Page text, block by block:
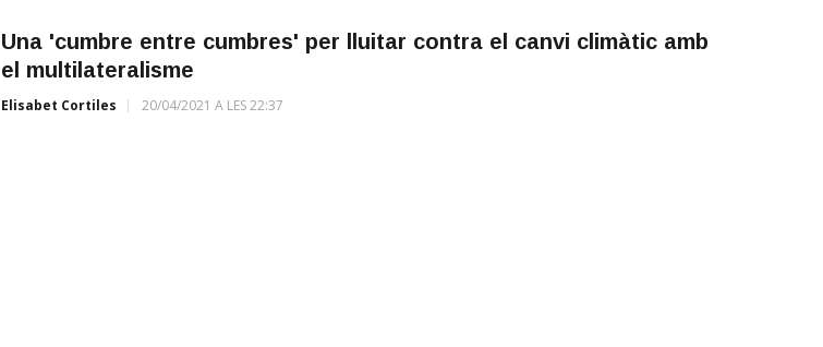
Una 'cumbre entre cumbres' per lluitar contra el canvi climàtic amb
el multilateralisme
Elisabet Cortiles 20/04/2021 A LES 22:37